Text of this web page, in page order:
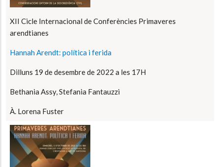
XII Cicle Internacional de Conferències Primaveres
arendtianes
Hannah Arendt: política i ferida
Dilluns 19 de desembre de 2022 a les 17H
Bethania Assy, Stefania Fantauzzi
À. Lorena Fuster